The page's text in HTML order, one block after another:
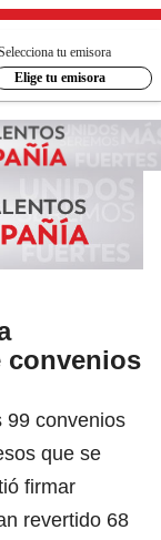
tu emisora
Elige tu emisora
convenios
99 convenios
que se
firmar
revertido 68